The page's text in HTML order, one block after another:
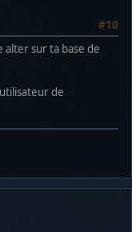
#10
alter sur ta base de
de